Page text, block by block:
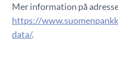
Mer information på
https://
data/.